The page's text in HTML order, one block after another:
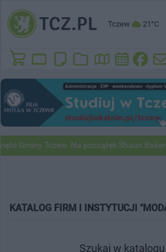
Tczew 21°C
Gminy Tczew. Na początek Shaun Baker
KATALOG FIRM I INSTYTUCJI
Szukaj w